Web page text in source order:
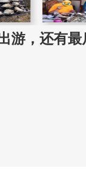
游，还有